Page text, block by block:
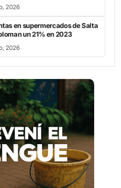
en supermercados de Salta
un 21% en 2023
2026